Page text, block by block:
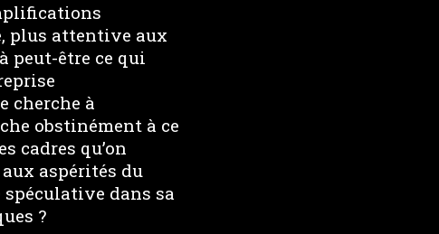
plus attentive aux
peut-être ce qui
cherche à
obstinément à ce
cadres qu’on
aspérités du
spéculative dans sa
?